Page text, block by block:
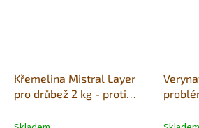
Křemelina Mistral Layer
pro drůbež 2 kg - proti
500 ml